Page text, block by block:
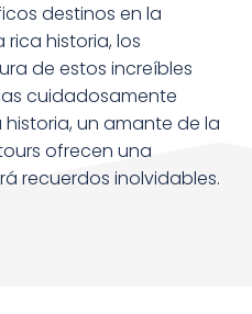
destinos en la
rica historia, los
de estos increíbles
cuidadosamente
un amante de la
ofrecen una
recuerdos inolvidables.